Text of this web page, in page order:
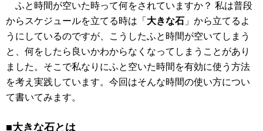
ふと時間が空いた時って何をされていますか？ 私は普段
からスケジュールを立てる時は「 大きな石 」から立てるよ
うにしているのですが、こうしたふと時間が空いてしまう
と、何をしたら良いかわからなくなってしまうことがあり
ました。そこで私なりにふと空いた時間を有効に使う方法
を考え実践しています。今回はそんな時間の使い方につい
て書いてみます。
■大きな石とは